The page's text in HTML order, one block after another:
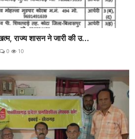
राज्य शासन ने जारी की उ...
0 10